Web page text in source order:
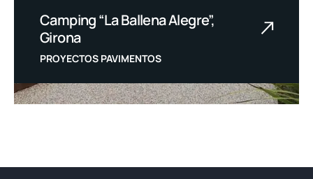
Camping “La Ballena Alegre”,
Girona
PROYECTOS PAVIMENTOS